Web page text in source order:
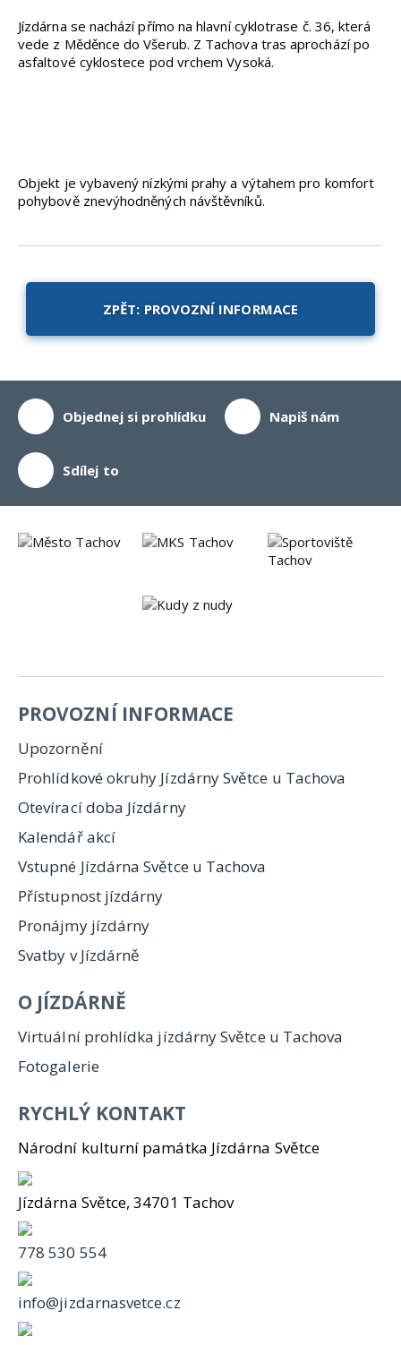
Jízdárna se nachází přímo na hlavní cyklotrase č. 36, která
vede z Měděnce do Všerub. Z Tachova tras aprochází po
asfaltové cyklostece pod vrchem Vysoká.
Objekt je vybavený nízkými prahy a výtahem pro komfort
pohybově znevýhodněných návštěvníků.
ZPĚT: PROVOZNÍ INFORMACE
Objednej si prohlídku Napiš nám
Sdílej to
PROVOZNÍ INFORMACE
Upozornění
Prohlídkové okruhy Jízdárny Světce u Tachova
Otevírací doba Jízdárny
Kalendář akcí
Vstupné Jízdárna Světce u Tachova
Přístupnost jízdárny
Pronájmy jízdárny
Svatby v Jízdárně
O JÍZDÁRNĚ
Virtuální prohlídka jízdárny Světce u Tachova
Fotogalerie
RYCHLÝ KONTAKT
Národní kulturní památka Jízdárna Světce
Jízdárna Světce, 34701 Tachov
778 530 554
info@jizdarnasvetce.cz